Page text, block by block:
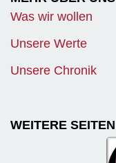
Was wir wollen
Unsere Werte
Unsere Chronik
WEITERE SEITEN